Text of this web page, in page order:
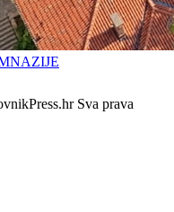
Sva prava